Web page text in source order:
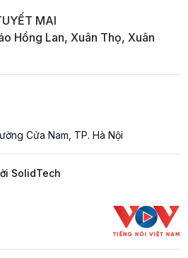
MAI
Hồng Lan, Xuân Thọ, Xuân
Cửa Nam, TP. Hà Nội
SolidTech